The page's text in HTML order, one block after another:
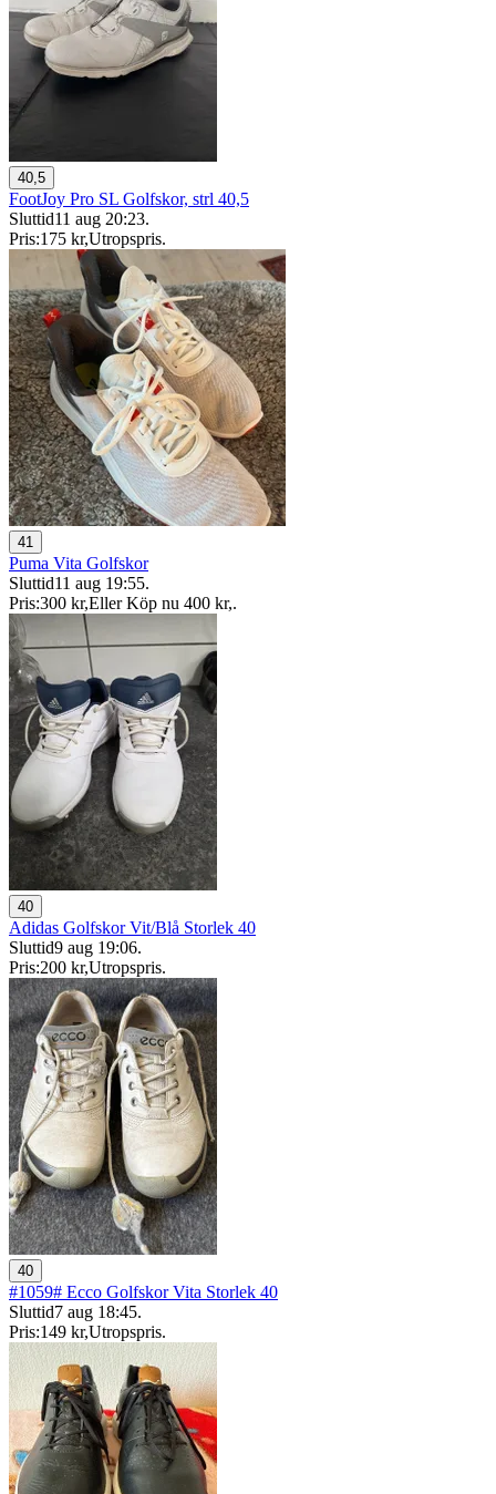
40,5
FootJoy Pro SL Golfskor, strl 40,5
Sluttid11 aug 20:23.
Pris:175 kr,Utropspris.
41
Puma Vita Golfskor
Sluttid11 aug 19:55.
Pris:300 kr,Eller Köp nu 400 kr,.
40
Adidas Golfskor Vit/Blå Storlek 40
Sluttid9 aug 19:06.
Pris:200 kr,Utropspris.
40
#1059# Ecco Golfskor Vita Storlek 40
Sluttid7 aug 18:45.
Pris:149 kr,Utropspris.